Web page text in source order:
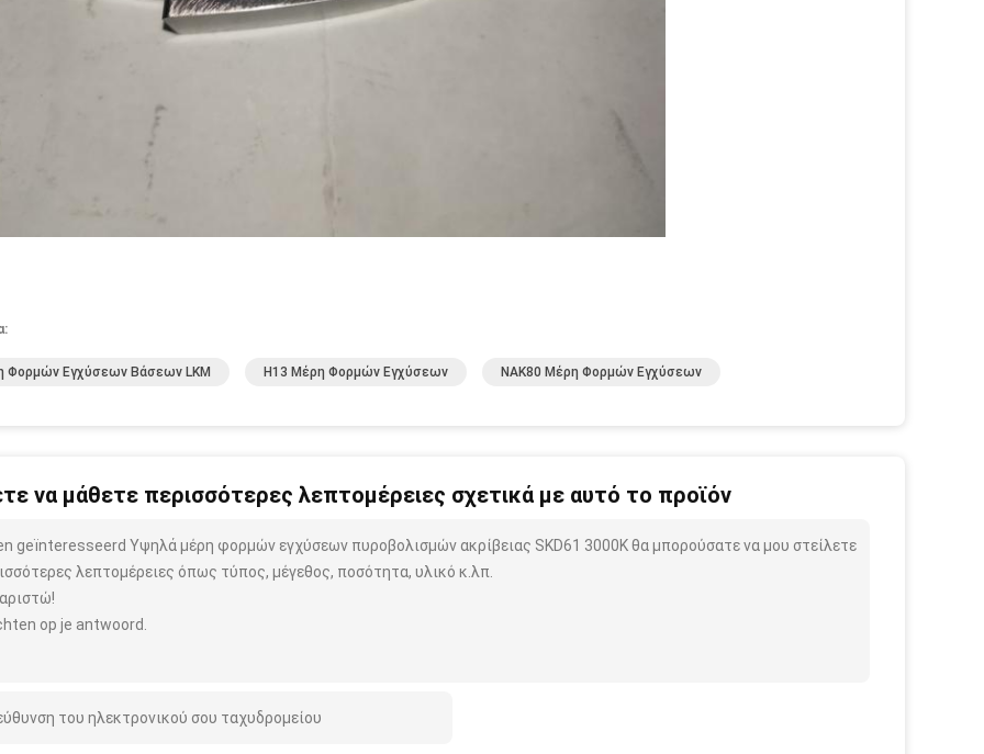
Φορμών Εγχύσεων Βάσεων LKM H13 Μέρη Φορμών Εγχύσεων NAK80 Μέρη Φορμών Εγχύσεων
να μάθετε περισσότερες λεπτομέρειες σχετικά με αυτό το προϊόν
geïnteresseerd Υψηλά μέρη φορμών εγχύσεων πυροβολισμών ακρίβειας SKD61 3000K θα μπορούσατε να μου στείλετε
λεπτομέρειες όπως τύπος, μέγεθος, ποσότητα, υλικό κ.λπ.
op je antwoord.